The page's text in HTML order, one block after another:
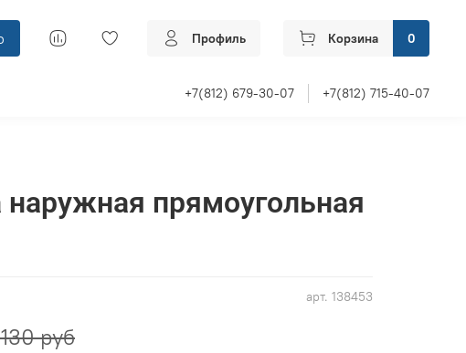
Профиль Корзина 0
+7(812) 679-30-07 +7(812) 715-40-07
арт. 138453
прямоугольная
руб